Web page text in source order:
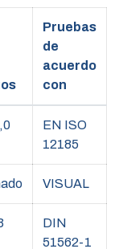
Pruebas
de
acuerdo
con
EN ISO
12185
VISUAL
DIN
51562-1